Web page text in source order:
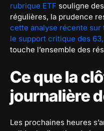
rubrique ETF souligne
régulières, la prudence
cette analyse récente sur
le support critique des
touche l’ensemble des
Ce que la
journalière
Les prochaines heures